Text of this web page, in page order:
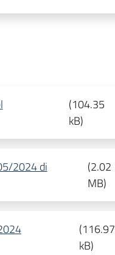
(104.35
kB)
2024 di
(2.02
MB)
(116.97
kB)